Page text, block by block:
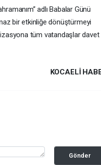
adlı Babalar Günü
bir etkinliğe dönüştürmeyi
tüm vatandaşlar davet
KOCAELI
Gönder